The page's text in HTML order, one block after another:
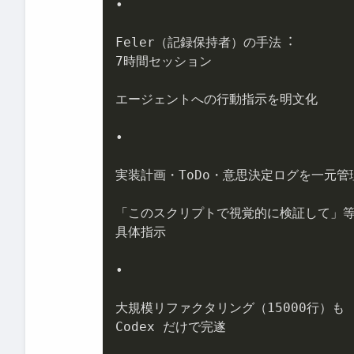
•
Feler（記録保持者）の⼿法︓
7時間セッション
エージェントへの⾏動指⽰を明⽂化
•
実装計画・ToDo・意思決定ログを⼀元管
「このスクリプトで視覚的に検証して」
具体指⽰
•
⼤規模リファクタリング（15000⾏）も
Codex だけで完遂